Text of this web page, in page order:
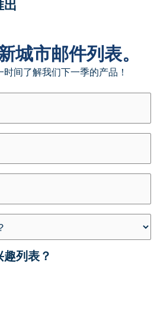
出
城市邮件列表。
间了解我们下一季的产品！
列表？